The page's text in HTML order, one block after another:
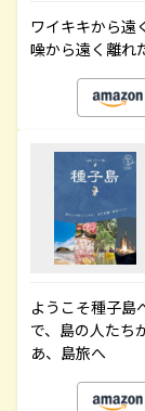
ワイキキから遠
噪から遠く離れ
ようこそ種子島
で、島の人たち
あ、島旅へ